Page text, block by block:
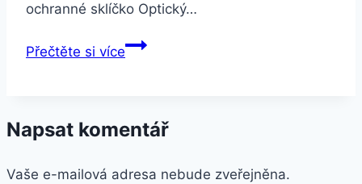
ochranné sklíčko Optický…
Přečtěte si víceHodinky
Gray/Black
Napsat komentář
Vaše e-mailová adresa nebude zveřejněna.